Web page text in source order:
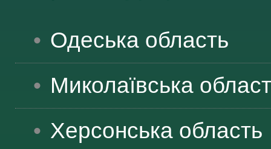
Одеська область
Миколаївська
Херсонська область